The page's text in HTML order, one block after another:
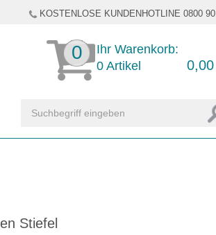
KOSTENLOSE KUNDENHOTLINE 0800
0
Ihr Warenkorb:
0 Artikel 0,00
Stiefel